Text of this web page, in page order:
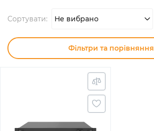
Сортувати: Не вибрано
Фільтри та порівняння